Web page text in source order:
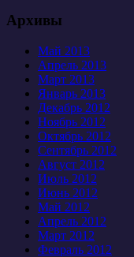
Архивы
Май 2013
Апрель 2013
Март 2013
Январь 2013
Декабрь 2012
Ноябрь 2012
Октябрь 2012
Сентябрь 2012
Август 2012
Июль 2012
Июнь 2012
Май 2012
Апрель 2012
Март 2012
Февраль 2012